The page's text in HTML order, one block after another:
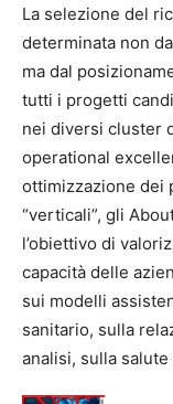
La selezione del
determinata non
ma dal
tutti i progetti
nei diversi cluster
operational
ottimizzazione dei
“verticali”, gli
l’obiettivo di
capacità delle
sui modelli
sanitario, sulla
analisi, sulla